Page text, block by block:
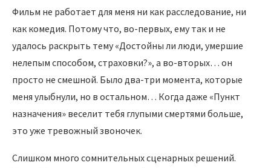
Фильм не работает для меня ни как расследование, ни
как комедия. Потому что, во-первых, ему так и не
удалось раскрыть тему «Достойны ли люди, умершие
нелепым способом, страховки?», а во-вторых… он
просто не смешной. Было два-три момента, которые
меня улыбнули, но в остальном… Когда даже «Пункт
назначения» веселит тебя глупыми смертями больше,
это уже тревожный звоночек.
Слишком много сомнительных сценарных решений.